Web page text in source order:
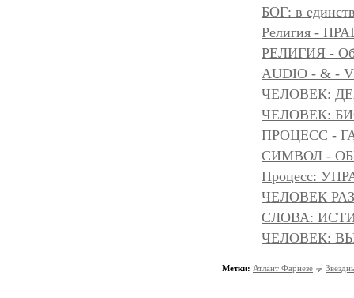
БОГ: в
Религия -
РЕЛИГИЯ -
AUDIO - & -
ЧЕЛОВЕК:
ЧЕЛОВЕК:
ПРОЦЕСС -
СИМВОЛ -
Процесс:
ЧЕЛОВЕК
СЛОВА:
ЧЕЛОВЕК:
Метки: Атлант Фарнезе